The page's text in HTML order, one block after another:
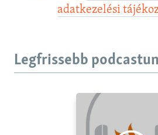
adatkezelési
Legfrissebb